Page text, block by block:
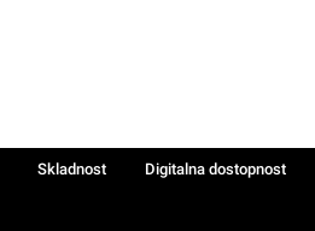
Skladnost
Digitalna dostopnost